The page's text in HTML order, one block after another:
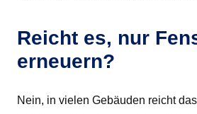
Reicht es, nur
erneuern?
Nein, in vielen Gebäuden reicht